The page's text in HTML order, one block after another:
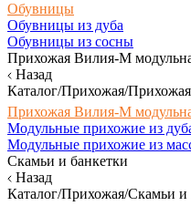
Обувницы
Обувницы из дуба
Обувницы из сосны
Прихожая Вилия-М
Назад
Каталог/Прихожая/
Прихожая Вилия-М
Модульные прихожие из
Модульные прихожие из
Скамьи и банкетки
Назад
Каталог/Прихожая/Скамьи и